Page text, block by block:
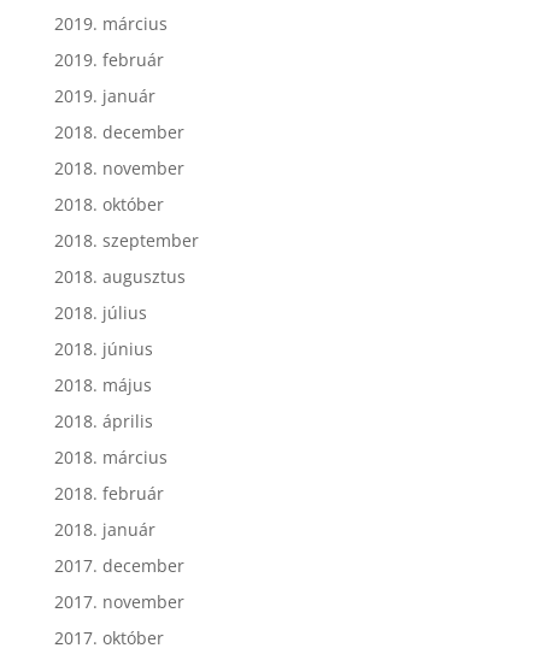
2019. március
2019. február
2019. január
2018. december
2018. november
2018. október
2018. szeptember
2018. augusztus
2018. július
2018. június
2018. május
2018. április
2018. március
2018. február
2018. január
2017. december
2017. november
2017. október